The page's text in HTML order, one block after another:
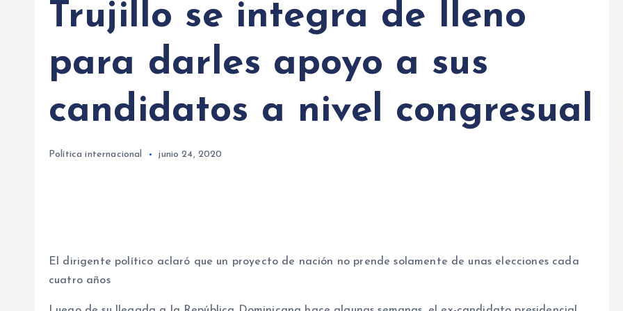
Trujillo se integra de lleno
para darles apoyo a sus
candidatos a nivel congresual
Política internacional junio 24, 2020
El dirigente político aclaró que un proyecto de nación no prende solamente de unas elecciones cada
cuatro años